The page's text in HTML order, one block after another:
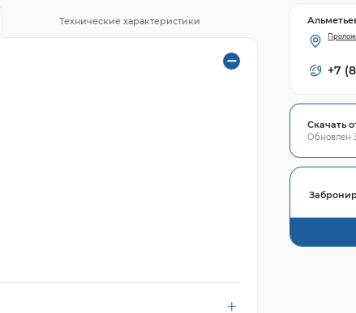
Технические характеристики
+7
Скачать
Обновлен